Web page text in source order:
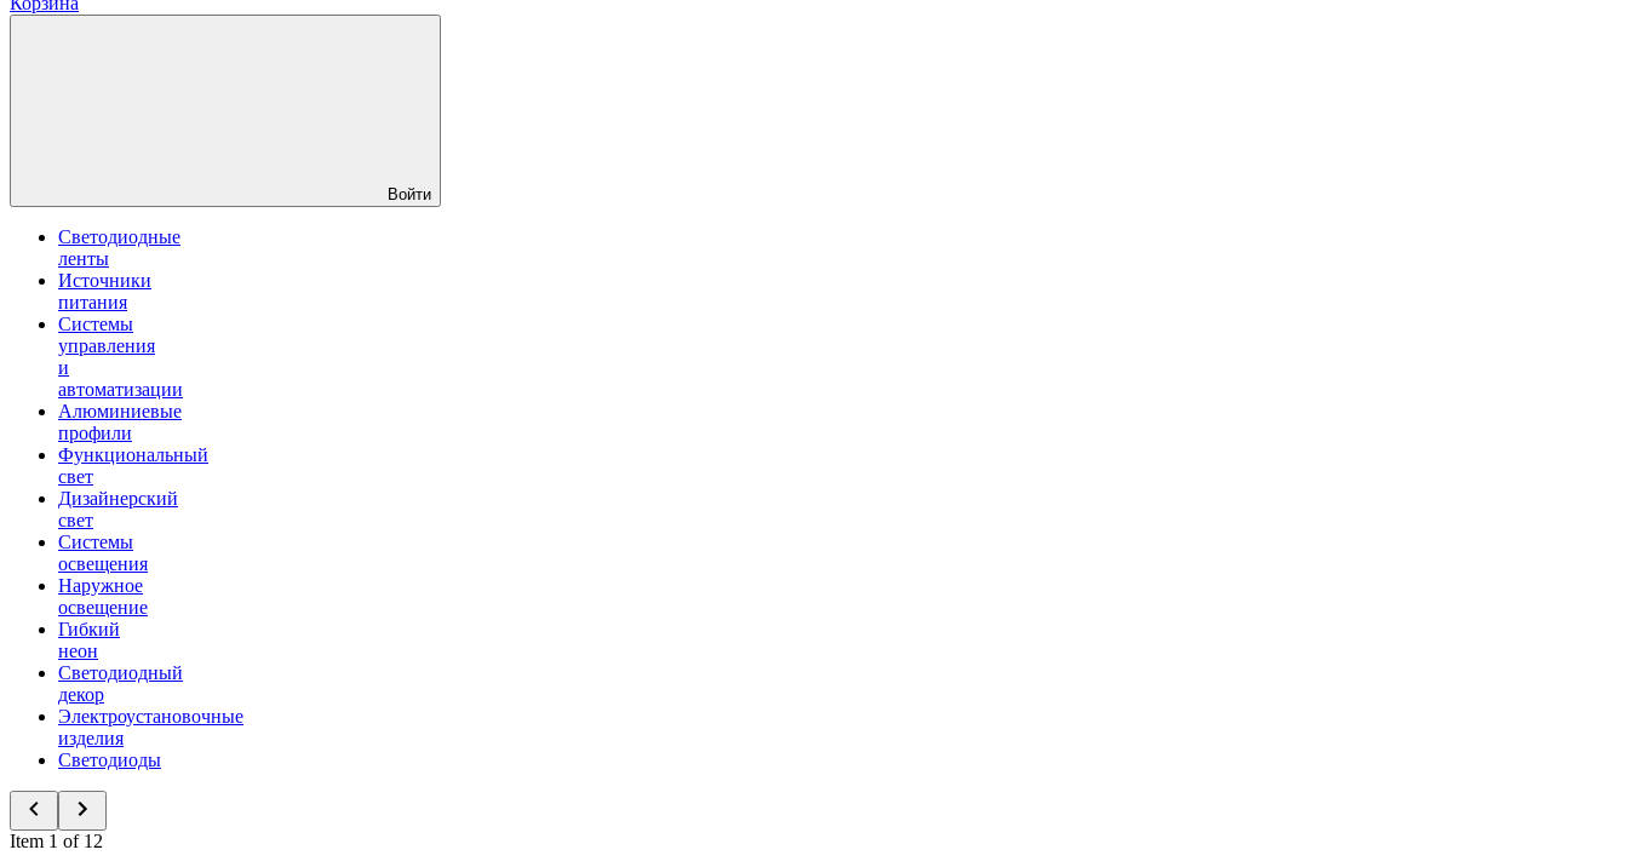
Войти
Светодиодные
ленты
Источники
питания
Системы
управления
и
автоматизации
Алюминиевые
профили
Функциональный
свет
Дизайнерский
свет
Системы
освещения
Наружное
освещение
Гибкий
неон
Светодиодный
декор
Электроустановочные
изделия
Светодиоды
Item 1 of 12